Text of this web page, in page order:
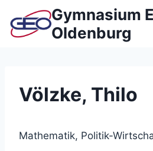
Inhalt
springen
Gymnasium
Oldenburg
Völzke, Thilo
Mathematik, Politik-